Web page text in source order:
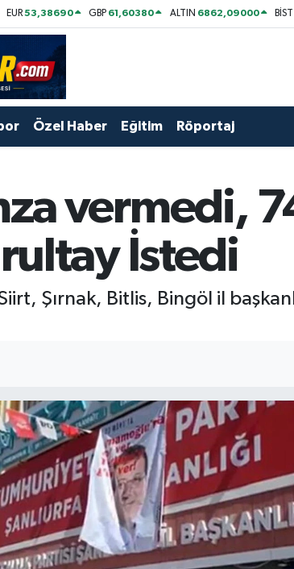
EUR53,38690 GBP 61,60380 ALTIN 6862,09000
Özel Haber Eğitim Röportaj
vermedi,
İstedi
Şırnak, Bitlis, Bingöl il